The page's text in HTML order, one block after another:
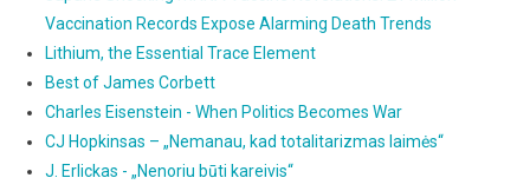
Vaccination Records Expose Alarming Death Trends
Lithium, the Essential Trace Element
Best of James Corbett
Charles Eisenstein - When Politics Becomes War
CJ Hopkinsas – „Nemanau, kad totalitarizmas laimės“
J. Erlickas - „Nenoriu būti kareivis“